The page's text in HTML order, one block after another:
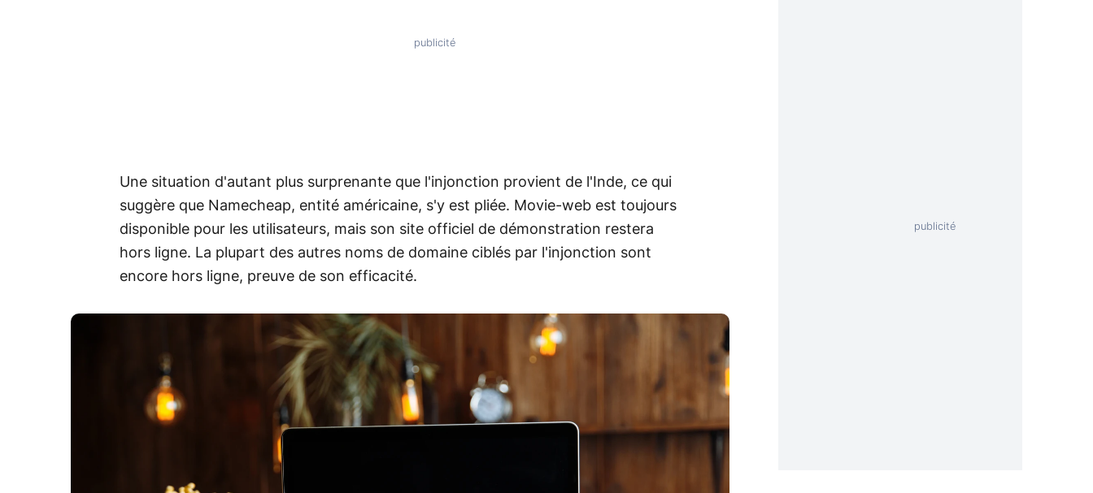
Une situation d'autant plus surprenante que l'injonction provient de l'Inde, ce qui
suggère que Namecheap, entité américaine, s'y est pliée. Movie-web est toujours
disponible pour les utilisateurs, mais son site officiel de démonstration restera
hors ligne. La plupart des autres noms de domaine ciblés par l'injonction sont
encore hors ligne, preuve de son efficacité.